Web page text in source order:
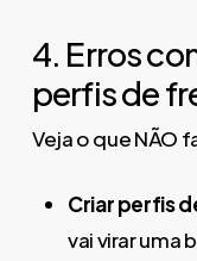
4. Erros
perfis de
Veja o que NÃO
Criar perfis
vai virar uma